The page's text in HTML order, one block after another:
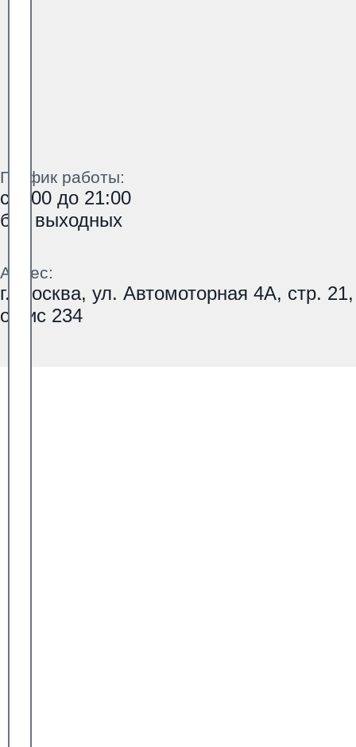
График работы:
с 9:00 до 21:00
без выходных
Адрес:
г. Москва, ул. Автомоторная 4А, стр. 21,
офис 234